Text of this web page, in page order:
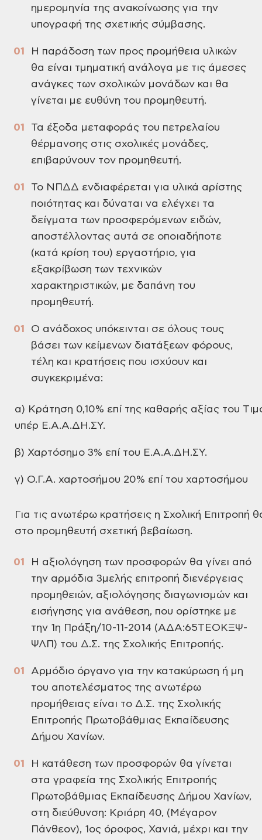
ημερομηνία της ανακοίνωσης για την
υπογραφή της σχετικής σύμβασης.
Η παράδοση των προς προμήθεια υλικών
θα είναι τμηματική ανάλογα με τις άμεσες
ανάγκες των σχολικών μονάδων και θα
γίνεται με ευθύνη του προμηθευτή.
Τα έξοδα μεταφοράς του πετρελαίου
θέρμανσης στις σχολικές μονάδες,
επιβαρύνουν τον προμηθευτή.
Το ΝΠΔΔ ενδιαφέρεται για υλικά αρίστης
ποιότητας και δύναται να ελέγχει τα
δείγματα των προσφερόμενων ειδών,
αποστέλλοντας αυτά σε οποιαδήποτε
(κατά κρίση του) εργαστήριο, για
εξακρίβωση των τεχνικών
χαρακτηριστικών, με δαπάνη του
προμηθευτή.
Ο ανάδοχος υπόκεινται σε όλους τους
βάσει των κείμενων διατάξεων φόρους,
τέλη και κρατήσεις που ισχύουν και
συγκεκριμένα:
α) Κράτηση 0,10% επί της καθαρής αξίας του
υπέρ Ε.Α.Α.ΔΗ.ΣΥ.
β) Χαρτόσημο 3% επί του Ε.Α.Α.ΔΗ.ΣΥ.
γ) Ο.Γ.Α. χαρτοσήμου 20% επί του χαρτοσήμου
Για τις ανωτέρω κρατήσεις η Σχολική Επιτροπή
στο προμηθευτή σχετική βεβαίωση.
Η αξιολόγηση των προσφορών θα γίνει από
την αρμόδια 3μελής επιτροπή διενέργειας
προμηθειών, αξιολόγησης διαγωνισμών και
εισήγησης για ανάθεση, που ορίστηκε με
την 1η Πράξη/10-11-2014 (ΑΔΑ:65ΤΕΟΚΞΨ-
ΨΛΠ) του Δ.Σ. της Σχολικής Επιτροπής.
Αρμόδιο όργανο για την κατακύρωση ή μη
του αποτελέσματος της ανωτέρω
προμήθειας είναι το Δ.Σ. της Σχολικής
Επιτροπής Πρωτοβάθμιας Εκπαίδευσης
Δήμου Χανίων.
Η κατάθεση των προσφορών θα γίνεται
στα γραφεία της Σχολικής Επιτροπής
Πρωτοβάθμιας Εκπαίδευσης Δήμου Χανίων,
στη διεύθυνση: Κριάρη 40, (Μέγαρον
Πάνθεον), 1ος όροφος, Χανιά, μέχρι και την